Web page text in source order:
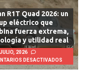
R1T Quad 2026: un
eléctrico que
fuerza extrema,
y utilidad real
2026
DESACTIVADOS